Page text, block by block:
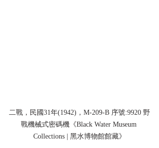
二戰，民國31年(1942)，M-209-B 序號:9920 野
戰機械式密碼機《Black Water Museum
Collections | 黑水博物館館藏》